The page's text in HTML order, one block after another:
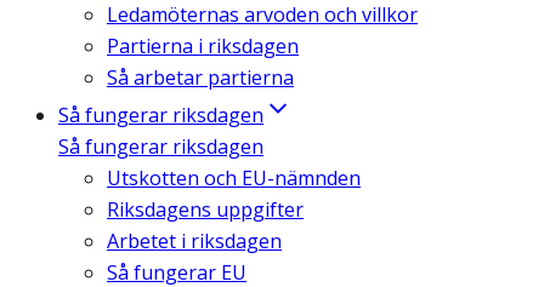
Ledamöternas arvoden och villkor
Partierna i riksdagen
Så arbetar partierna
Så fungerar riksdagen
Så fungerar riksdagen
Utskotten och EU-nämnden
Riksdagens uppgifter
Arbetet i riksdagen
Så fungerar EU